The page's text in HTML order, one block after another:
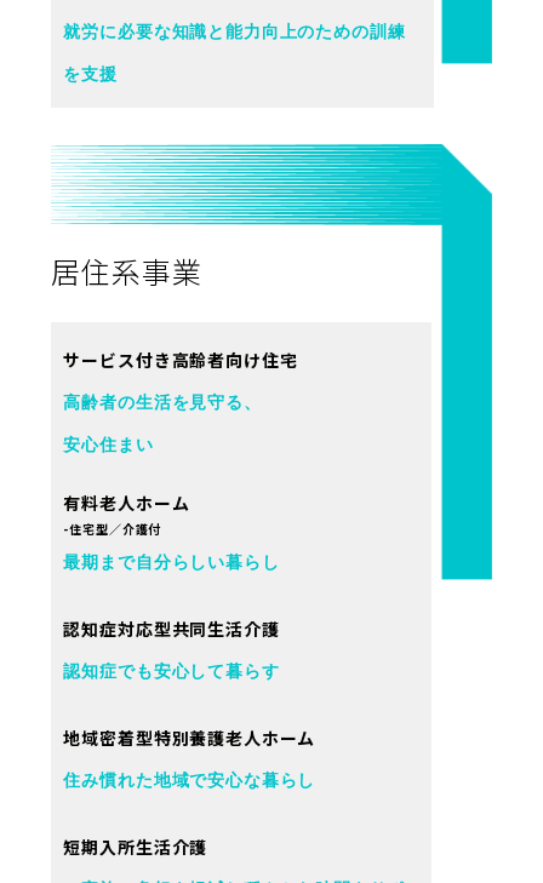
就労に必要な知識と能力向上のための訓練
を支援
居住系事業
サービス付き高齢者向け住宅
高齢者の生活を見守る、
安心住まい
有料老人ホーム
-住宅型／介護付
最期まで自分らしい暮らし
認知症対応型共同生活介護
認知症でも安心して暮らす
地域密着型特別養護老人ホーム
住み慣れた地域で安心な暮らし
短期入所生活介護